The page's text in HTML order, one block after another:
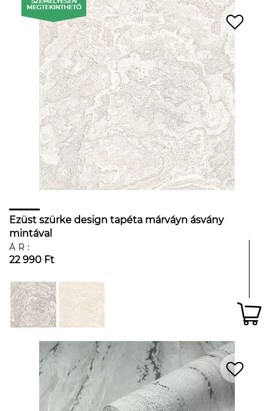
Ezüst szürke design tapéta márváyn ásvány
mintával
ÁR:
22 990 Ft